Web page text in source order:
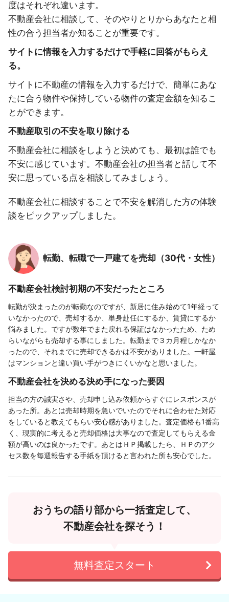
度はそれぞれ違います。
不動産会社に相談して、そのやりとりからあなたと相
性の合う担当者か知ることが重要です。
サイトに情報を入力するだけで手軽に回答がもらえ
る。
サイトに不動産の情報を入力するだけで、簡単にあな
たに合う物件や保持している物件の査定金額を知るこ
とができます。
不動産取引の不安を取り除ける
不動産会社に相談をしようと決めても、最初は誰でも
不安に感じています。不動産会社の担当者と話して不
安に思っている点を相談してみましょう。
不動産会社に相談することで不安を解消した方の体験
談をピックアップしました。
転勤、転職で一戸建てを売却（30代・女性）
不動産会社検討初期の不安だったところ
転勤が決まったのが転勤なのですが、新居に住み始めて1年経って
いなかったので、売却するか、単身赴任にするか、賃貸にするか
悩みました。ですが数年でまた戻れる保証はなかったため、ため
らいながらも売却する事にしました。転勤まで３カ月程しかなか
ったので、それまでに売却できるかは不安がありました。一軒屋
はマンションと違い買い手がつきにくいかなと思いました。
不動産会社を決める決め手になった要因
担当の方の誠実さや、売却申し込み依頼からすぐにレスポンスが
あった所。あとは売却時期を急いでいたのでそれに合わせた対応
をしていると教えてもらい安心感がありました。査定価格も1番高
く、現実的に考えると売却価格は大事なので査定してもらえる金
額が高いのは良かったです。あとはＨＰ掲載したら、ＨＰのアク
セス数を毎週報告する手紙を頂けると言われた所も安心でした。
おうちの語り部から一括査定して、
不動産会社を探そう！
無料査定スタート